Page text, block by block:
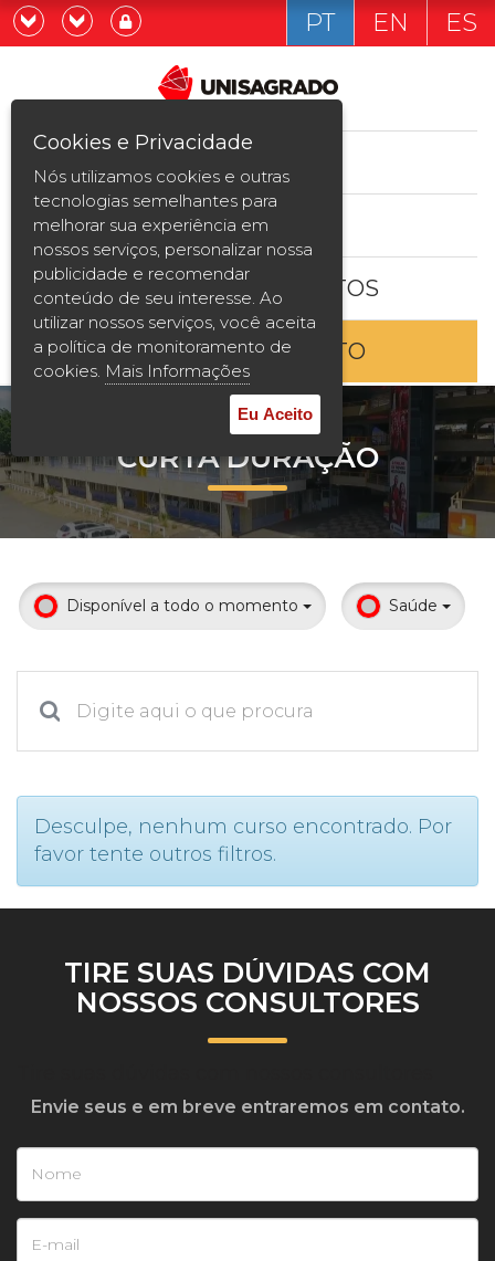
Graduação
Pós-graduação e MBA
Curta Duração
Vestibular
2ª Graduação
Transferência
Reingresso
Prouni
Desconto de pontualidade
Calendário acadêmico
Internacionalização
UATI
Já sou estudande
Quero ser estudante
PT EN ES
ESTUDE AQUI
BOLSAS E DESCONTOS
ENTRE EM CONTATO
CURTA DURAÇÃO
Disponível a todo o momento Saúde
Desculpe, nenhum curso encontrado. Por
favor tente outros filtros.
TIRE SUAS DÚVIDAS COM
NOSSOS CONSULTORES
Envie seus e em breve entraremos em contato.
Cookies e Privacidade
Nós utilizamos cookies e outras
tecnologias semelhantes para
melhorar sua experiência em
nossos serviços, personalizar nossa
publicidade e recomendar
conteúdo de seu interesse. Ao
utilizar nossos serviços, você aceita
a política de monitoramento de
cookies. Mais Informações
Eu Aceito